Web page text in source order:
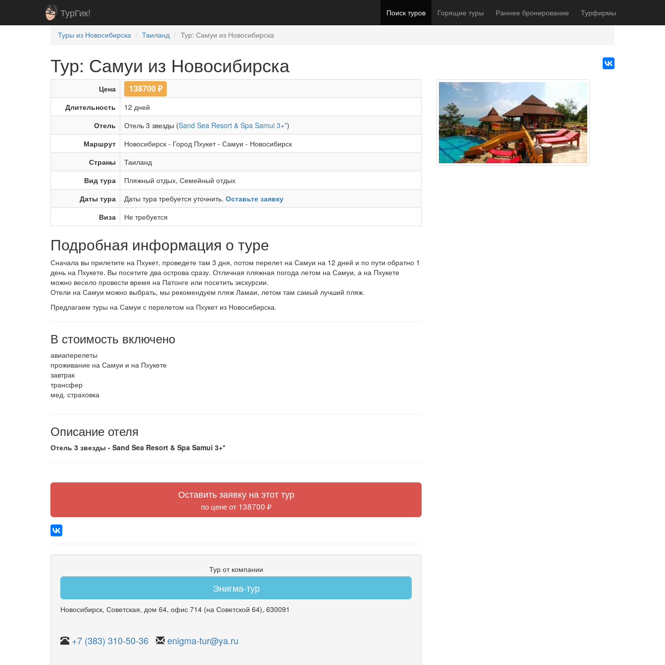
ТурГик! Поиск туров Горящие туры Раннее бронирование Турфирмы
Туры из Новосибирска Таиланд Тур: Самуи из Новосибирска
Тур: Самуи из Новосибирска
Цена 138700₽
Длительность
12 дней
Отель
Отель 3 звезды (Sand Sea Resort & Spa Samui 3+*)
Маршрут
Новосибирск - Город Пхукет- Самуи - Новосибирск
Страны
Таиланд
Вид тура
Пляжный отдых, Семейный отдых
Даты тура
Даты тура требуется уточнить. Оставьте заявку
Виза
Не требуется
Подробная информация о туре
Сначала вы прилетите на Пхукет, проведете там 3 дня, потом перелет на Самуи на 12 дней и по пути обратно 1
день на Пхукете. Вы посетите два острова сразу. Отличная пляжная погода летом на Самуи, а на Пхукете
можно весело провести время на Патонге или посетить экскурсии.
Отели на Самуи можно выбрать, мы рекомендуем пляж Ламаи, летом там самый лучший пляж.
Предлагаем туры на Самуи с перелетом на Пхукет из Новосибирска.
В стоимость включено
авиаперелеты
проживание на Самуи и на Пхукете
завтрак
трансфер
мед. страховка
Описание отеля
Отель 3 звезды - Sand Sea Resort & Spa Samui 3+*
Оставить заявку на этот тур
по цене от 138700 ₽
Тур от компании
Энигма-тур
Новосибирск, Советская, дом 64, офис 714 (на Советской 64), 630091
+7 (383) 310-50-36 enigma-tur@ya.ru